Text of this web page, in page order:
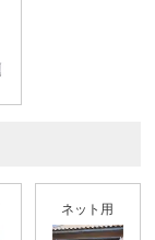
ネット用